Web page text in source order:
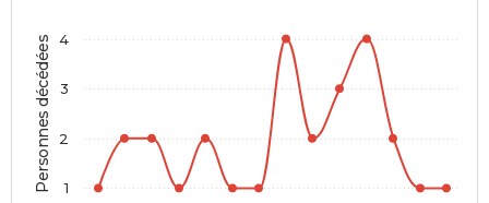
Personnes décédées 1
2
3
4